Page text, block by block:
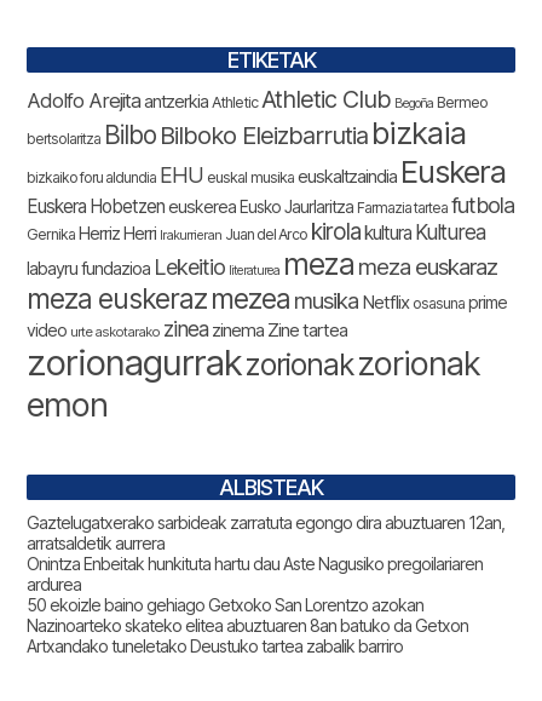
ETIKETAK
Adolfo Arejitaantzerkia Athletic Athletic Club Begoña Bermeo
bertsolaritza Bilbo Bilboko Eleizbarrutia bizkaia
bizkaiko foru aldundia EHU euskal musika euskaltzaindia Euskera
Euskera Hobetzeneuskerea Eusko Jaurlaritza Farmazia tartea futbola
Gernika Herriz Herri Irakurrieran Juan del Arco kirola kultura Kulturea
labayru fundazioa Lekeitio literaturea meza meza euskaraz
meza euskerazmezea musika Netflix osasuna prime
video urte askotarako zinea zinema Zine tartea
zorionagurrakzorionakzorionak
emon
ALBISTEAK
Gaztelugatxerako sarbideak zarratuta egongo dira abuztuaren 12an,
arratsaldetik aurrera
Onintza Enbeitak hunkituta hartu dau Aste Nagusiko pregoilariaren
ardurea
50 ekoizle baino gehiago Getxoko San Lorentzo azokan
Nazinoarteko skateko elitea abuztuaren 8an batuko da Getxon
Artxandako tuneletako Deustuko tartea zabalik barriro